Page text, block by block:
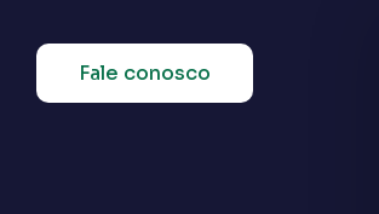
Fale conosco